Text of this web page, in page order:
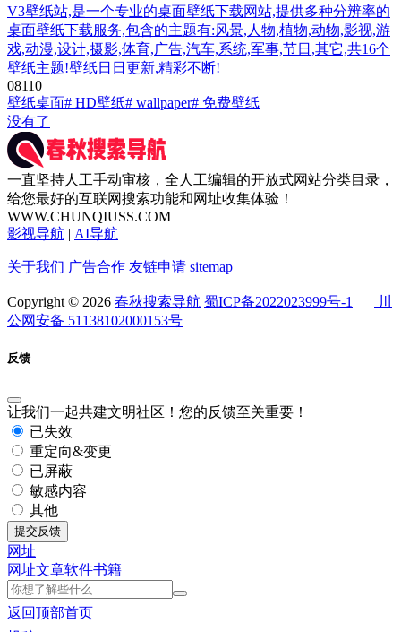
V3壁纸站,是一个专业的桌面壁纸下载网站,提供多种分辨率的
桌面壁纸下载服务,包含的主题有:风景,人物,植物,动物,影视,游
戏,动漫,设计,摄影,体育,广告,汽车,系统,军事,节日,其它,共16个
壁纸主题!壁纸日日更新,精彩不断!
08110
壁纸桌面# HD壁纸# wallpaper# 免费壁纸
没有了
一直坚持人工手动审核，全人工编辑的开放式网站分类目录，
给您最好的互联网搜索功能和网址收集体验！
WWW.CHUNQIUSS.COM
影视导航 | AI导航
关于我们 广告合作 友链申请 sitemap
Copyright © 2026 春秋搜索导航 蜀ICP备2022023999号-1
川
公网安备 51138102000153号
反馈
让我们一起共建文明社区！您的反馈至关重要！
已失效
重定向&变更
已屏蔽
敏感内容
其他
提交反馈
网址
网址文章软件书籍
返回顶部首页